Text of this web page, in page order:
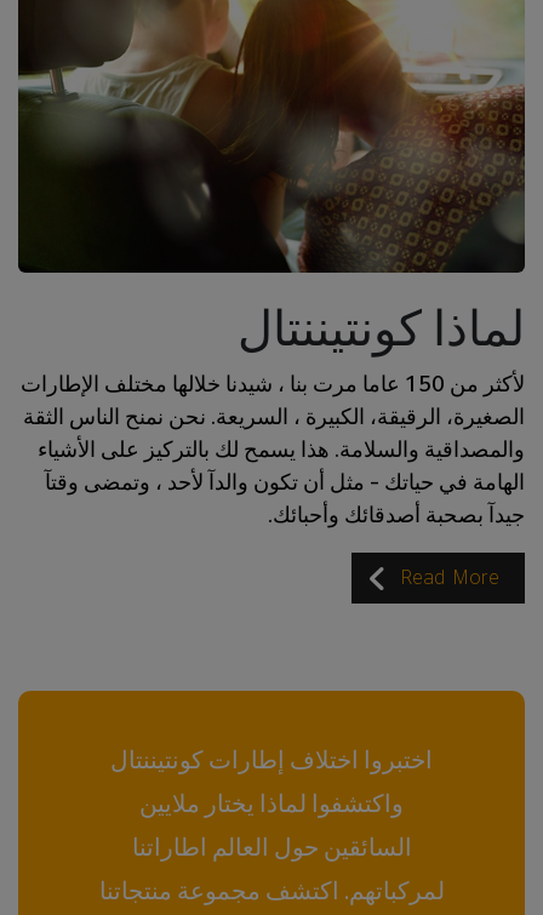
لماذا كونتيننتال
لأكثر من 150 عاما مرت بنا ، شيدنا خلالها مختلف الإطارات
الصغيرة، الرقيقة، الكبيرة ، السريعة. نحن نمنح الناس الثقة
والمصداقية والسلامة. هذا يسمح لك بالتركيز على الأشياء
الهامة في حياتك – مثل أن تكون والدآ لأحد ، وتمضى وقتآ
جيدآ بصحبة أصدقائك وأحبائك.
Read More
اختبروا اختلاف إطارات كونتيننتال
واكتشفوا لماذا يختار ملايين
السائقين حول العالم اطاراتنا
لمركباتهم. اكتشف مجموعة منتجاتنا